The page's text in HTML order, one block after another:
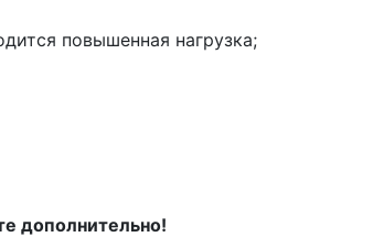
повышенная нагрузка;
дополнительно!